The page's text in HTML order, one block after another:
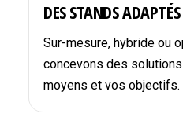
DES STANDS
Sur-mesure, hybride ou
concevons des
moyens et vos objectifs.